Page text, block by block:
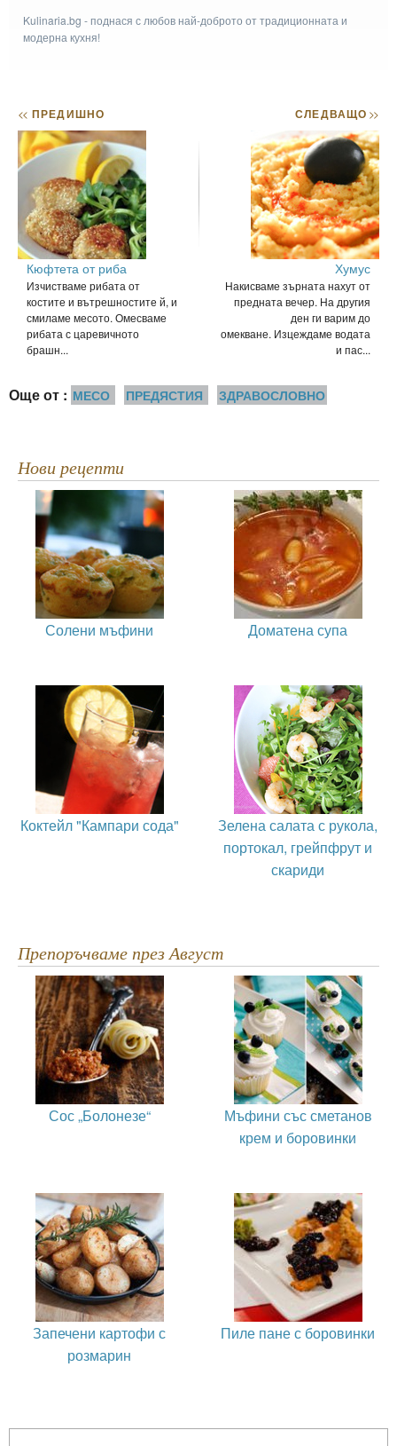
Kulinaria.bg - поднася с любов най-доброто от традиционната и
модерна кухня!
<< ПРЕДИШНО
Кюфтета от риба
Изчистваме рибата от
костите и вътрешностите й, и
смиламе месото. Омесваме
рибата с царевичното
брашн...
СЛЕДВАЩО>>
Хумус
Накисваме зърната нахут от
предната вечер. На другия
ден ги варим до
омекване. Изцеждаме водата
и пас...
Още от : МЕСО ПРЕДЯСТИЯ ЗДРАВОСЛОВНО
Нови рецепти
Солени мъфини Доматена супа
Коктейл "Кампари сода"
Зелена салата с рукола,
портокал, грейпфрут и
скариди
Препоръчваме през Август
Сос „Болонезе“
Мъфини със сметанов
крем и боровинки
Запечени картофи с
розмарин
Пиле пане с боровинки